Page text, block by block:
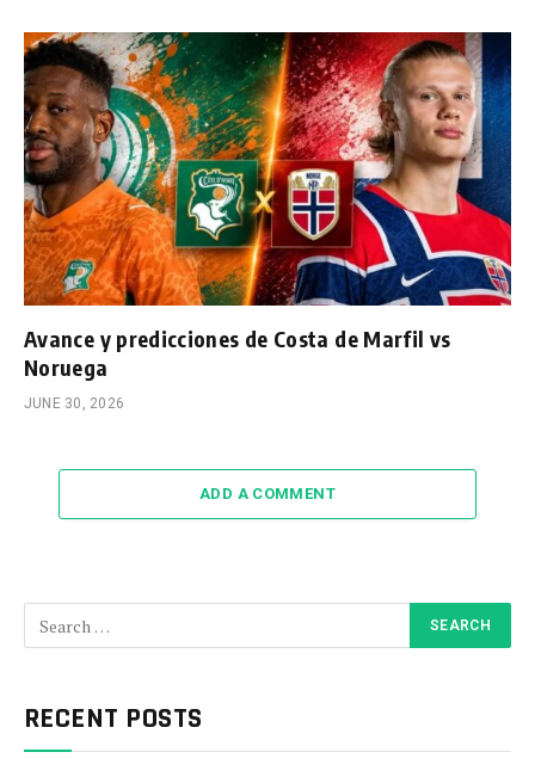
Avance y predicciones de Costa de Marfil vs
Noruega
JUNE 30, 2026
ADD A COMMENT
RECENT POSTS